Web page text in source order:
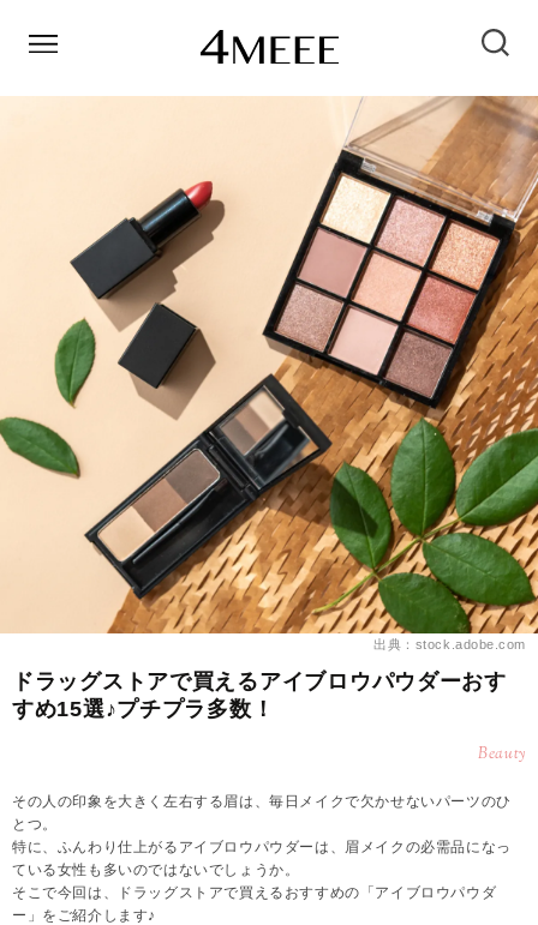
出典：stock.adobe.com
ドラッグストアで買えるアイブロウパウダーおす
すめ15選♪プチプラ多数！
Beauty
その人の印象を大きく左右する眉は、毎日メイクで欠かせないパーツのひ
とつ。
特に、ふんわり仕上がるアイブロウパウダーは、眉メイクの必需品になっ
ている女性も多いのではないでしょうか。
そこで今回は、ドラッグストアで買えるおすすめの「アイブロウパウダ
ー」をご紹介します♪